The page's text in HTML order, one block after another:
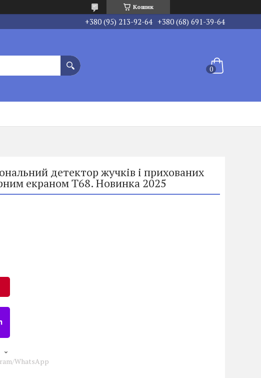
Кошик
+380 (95) 213-92-64 +380 (68) 691-39-64
детектор жучків і прихованих
екраном T68. Новинка 2025
WhatsApp